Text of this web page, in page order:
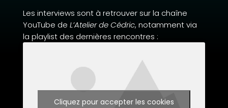
Les interviews sont à retrouver sur la chaîne
YouTube de L’Atelier de Cédric, notamment via
la playlist des dernières rencontres :
Cliquez pour accepter les cookies